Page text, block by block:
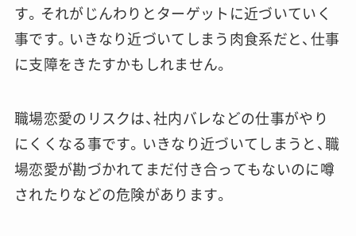
す。それがじんわりとターゲットに近づいていく
事です。いきなり近づいてしまう肉食系だと、仕事
に支障をきたすかもしれません。
職場恋愛のリスクは、社内バレなどの仕事がやり
にくくなる事です。いきなり近づいてしまうと、職
場恋愛が勘づかれてまだ付き合ってもないのに噂
されたりなどの危険があります。